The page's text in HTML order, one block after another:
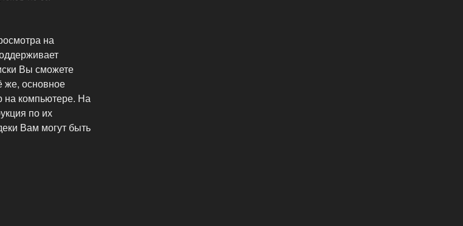
на
Вы сможете
же, основное
на компьютере. На
по их
Вам могут быть